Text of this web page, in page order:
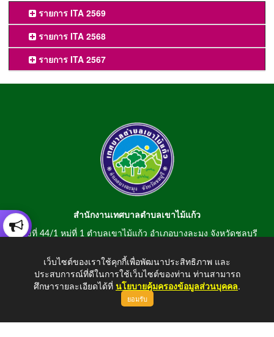
รายการ ITA 2569
รายการ ITA 2568
รายการ ITA 2567
สำนักงานเทศบาลตำบลเขาไม้แก้ว
เลขที่ 44/1 หมู่ที่ 1 ตำบลเขาไม้แก้ว อำเภอบางละมุง จังหวัดชลบุรี
สอบถามข้อมูลโทรศัพท์/โทรสาร 0-3807-2634-5
E-mail : saraban@khaomaikaew.go.th
เว็บไซต์ของเราใช้คุกกี้เพื่อพัฒนาประสิทธิภาพ และ
ประสบการณ์ที่ดีในการใช้เว็บไซต์ของท่าน ท่านสามารถ
ศึกษารายละเอียดได้ที่ นโยบายคุ้มครองข้อมูลส่วนบุคคล.
ยอมรับ